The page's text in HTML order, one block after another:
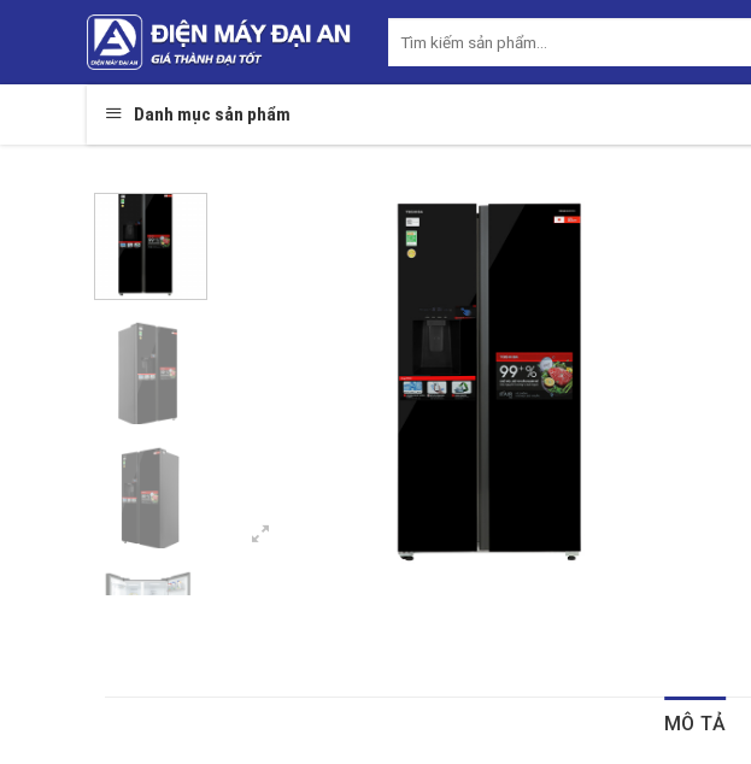
kiếm:
Danh mục sản phẩm
MÔ TẢ